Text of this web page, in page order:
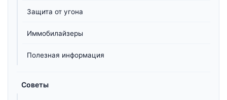
Защита от угона
Иммобилайзеры
Полезная информация
Советы